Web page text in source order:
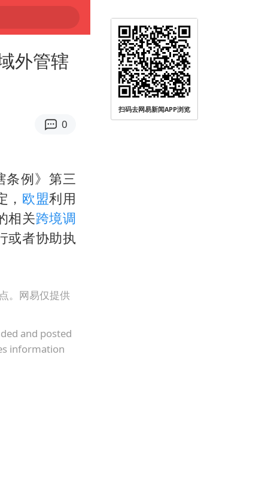
外管辖
0
条例》第三
欧盟利用
相关跨境调
或者协助执
。网易仅提供
and posted
information
扫码去网易新闻APP浏览